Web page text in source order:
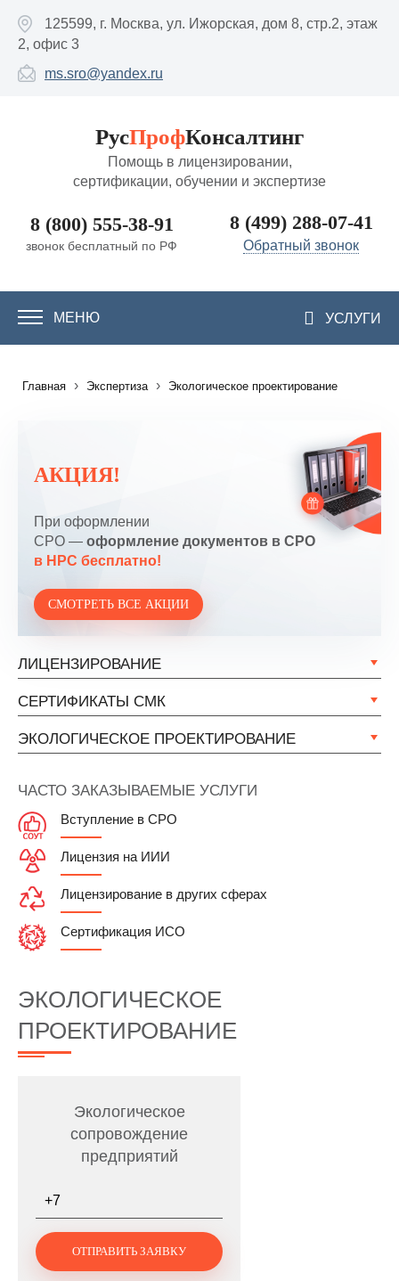
125599, г. Москва, ул. Ижорская, дом 8, стр.2, этаж
2, офис 3
ms.sro@yandex.ru
РусПрофКонсалтинг
Помощь в лицензировании,
сертификации, обучении и экспертизе
8 (800) 555-38-91
звонок бесплатный по РФ
8 (499) 288-07-41
Обратный звонок
МЕНЮ УСЛУГИ
Главная › Экспертиза › Экологическое проектирование
АКЦИЯ!
При оформлении
СРО — оформление документов в СРО
в НРС бесплатно!
СМОТРЕТЬ ВСЕ АКЦИИ
ЛИЦЕНЗИРОВАНИЕ
СЕРТИФИКАТЫ СМК
ЭКОЛОГИЧЕСКОЕ ПРОЕКТИРОВАНИЕ
ЧАСТО ЗАКАЗЫВАЕМЫЕ УСЛУГИ
Вступление в СРО
Лицензия на ИИИ
Лицензирование в других сферах
Сертификация ИСО
ЭКОЛОГИЧЕСКОЕ
ПРОЕКТИРОВАНИЕ
Экологическое
сопровождение
предприятий
Телефон